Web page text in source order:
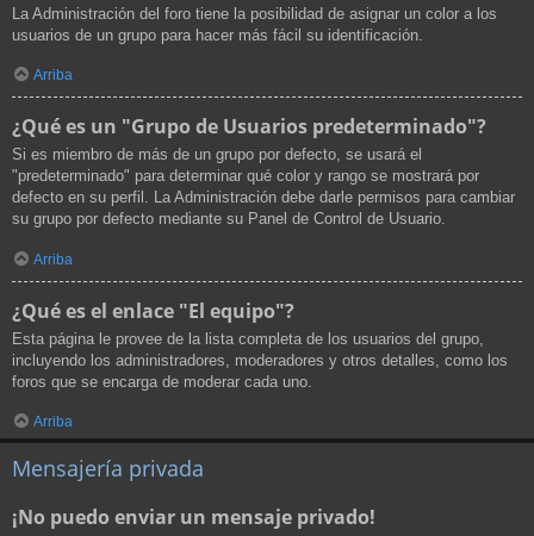
La Administración del foro tiene la posibilidad de asignar un color a los
usuarios de un grupo para hacer más fácil su identificación.
Arriba
¿Qué es un "Grupo de Usuarios predeterminado"?
Si es miembro de más de un grupo por defecto, se usará el
"predeterminado" para determinar qué color y rango se mostrará por
defecto en su perfil. La Administración debe darle permisos para cambiar
su grupo por defecto mediante su Panel de Control de Usuario.
Arriba
¿Qué es el enlace "El equipo"?
Esta página le provee de la lista completa de los usuarios del grupo,
incluyendo los administradores, moderadores y otros detalles, como los
foros que se encarga de moderar cada uno.
Arriba
Mensajería privada
¡No puedo enviar un mensaje privado!